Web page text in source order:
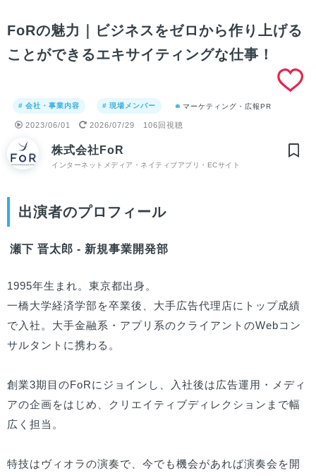
FoRの魅力｜ビジネスをゼロから作り上げる
ことができるエキサイティングな仕事！
# 会社・事業内容 # 現場メンバー マーケティング・広報PR
2023/06/01 2026/07/29 106回視聴
株式会社FoR
インターネットメディア・ネイティブアプリ・ECサイト
出演者のプロフィール
瀬下 晋太郎 - 新規事業開発部
1995年生まれ。東京都出身。
一橋大学経済学部を卒業後、大手広告代理店にトップ成績
で入社。大手金融系・アプリ系のクライアントのWebコン
サルタントに携わる。
創業3期目のFoRにジョインし、入社後は広告運用・メディ
アの企画をはじめ、クリエイティブディレクションまで幅
広く担当。
特技はヴィオラの演奏で、今でも機会があれば演奏会を開